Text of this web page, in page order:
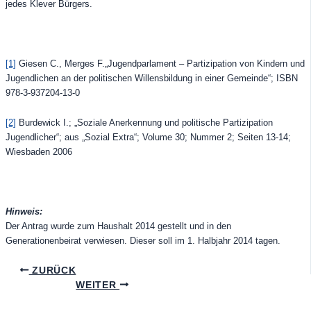
jedes Klever Bürgers.
[1] Giesen C., Merges F.„Jugendparlament – Partizipation von Kindern und
Jugendlichen an der politischen Willensbildung in einer Gemeinde“; ISBN
978-3-937204-13-0
[2] Burdewick I.; „Soziale Anerkennung und politische Partizipation
Jugendlicher“; aus „Sozial Extra“; Volume 30; Nummer 2; Seiten 13-14;
Wiesbaden 2006
Hinweis:
Der Antrag wurde zum Haushalt 2014 gestellt und in den
Generationenbeirat verwiesen. Dieser soll im 1. Halbjahr 2014 tagen.
ZURÜCK
WEITER